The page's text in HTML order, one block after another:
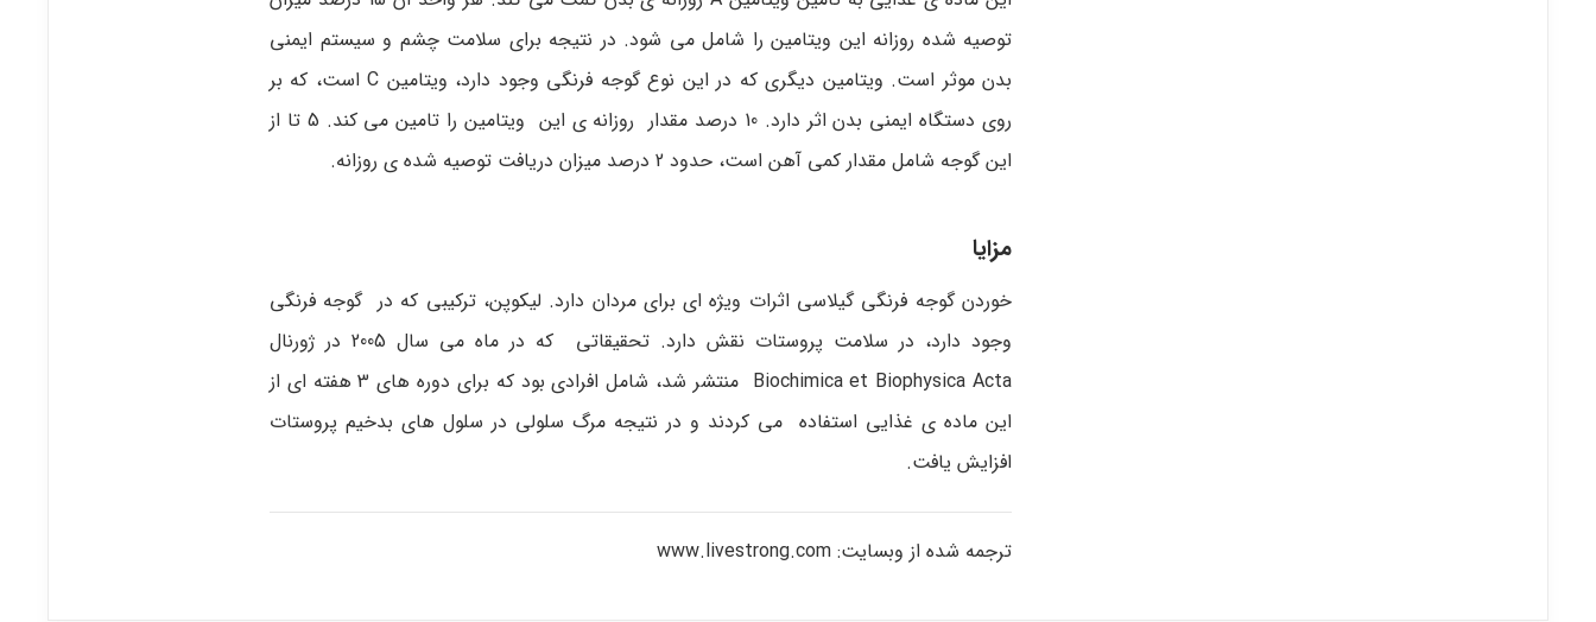
توصیه شده روزانه این ویتامین را شامل می شود. در نتیجه برای سلامت چشم و سیستم ایمنی
بدن موثر است. ویتامین دیگری که در این نوع گوجه فرنگی وجود دارد، ویتامین C است، که بر
روی دستگاه ایمنی بدن اثر دارد. 10 درصد مقدار روزانه ی این ویتامین را تامین می کند. 5 تا از
این گوجه شامل مقدار کمی آهن است، حدود 2 درصد میزان دریافت توصیه شده ی روزانه.
مزایا
خوردن گوجه فرنگی گیلاسی اثرات ویژه ای برای مردان دارد. لیکوپن، ترکیبی که در گوجه فرنگی
وجود دارد، در سلامت پروستات نقش دارد. تحقیقاتی که در ماه می سال 2005 در ژورنال
Biochimica et Biophysica Acta منتشر شد، شامل افرادی بود که برای دوره های 3 هفته ای از
این ماده ی غذایی استفاده می کردند و در نتیجه مرگ سلولی در سلول های بدخیم پروستات
افزایش یافت.
ترجمه شده از وبسایت: www.livestrong.com